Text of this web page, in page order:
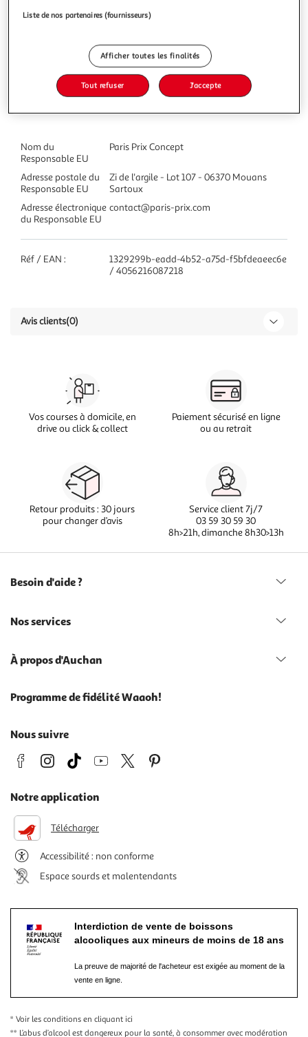
Caractéristiques
Nom du
Responsable EU
Paris Prix Concept
Adresse postale du
Responsable EU
Zi de l'argile - Lot 107 - 06370 Mouans
Sartoux
Adresse électronique
du Responsable EU
contact@paris-prix.com
Réf / EAN :
1329299b-eadd-4b52-a75d-f5bfdeaeec6e
/ 4056216087218
Avis clients(0)
Vos courses à domicile, en
drive ou click & collect
Paiement sécurisé en ligne
ou au retrait
Retour produits : 30 jours
pour changer d’avis
Service client 7j/7
03 59 30 59 30
8h>21h, dimanche 8h30>13h
Besoin d'aide ?
Nos services
À propos d'Auchan
Programme de fidélité Waaoh!
Nous suivre
Notre application
Télécharger
Accessibilité : non conforme
Espace sourds et malentendants
Interdiction de vente de boissons
alcooliques aux mineurs de moins de 18 ans
La preuve de majorité de l'acheteur est exigée au moment de la
vente en ligne.
* Voir les conditions en cliquant ici
** L’abus d’alcool est dangereux pour la santé, à consommer avec modération
Liste de nos partenaires (fournisseurs)
Afficher toutes les finalités
Tout refuser J'accepte